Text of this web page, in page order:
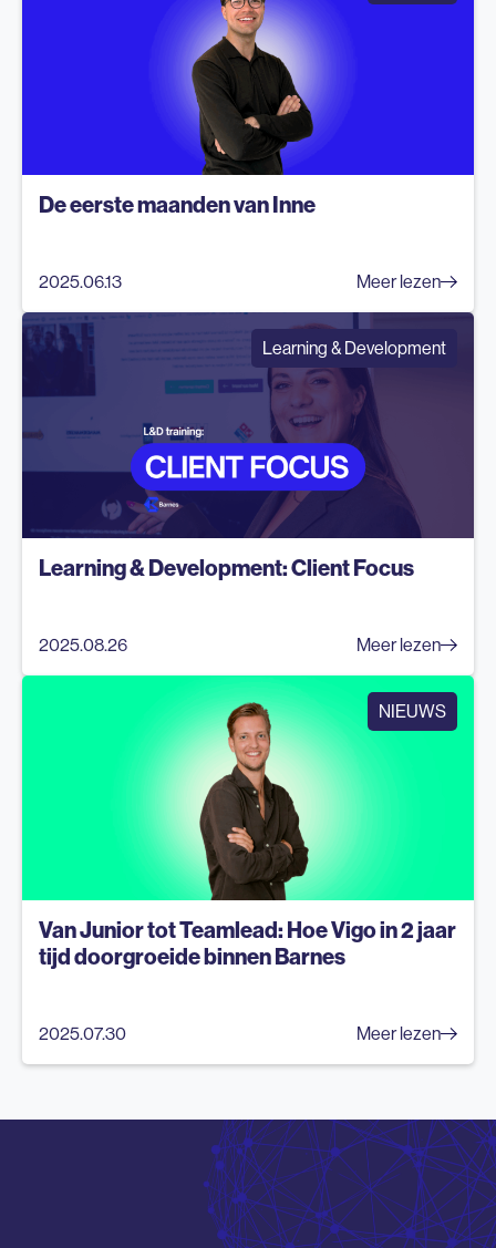
De eerste maanden van Inne
2025.06.13 Meer lezen
Learning & Development
Learning & Development: Client Focus
2025.08.26 Meer lezen
NIEUWS
Van Junior tot Teamlead: Hoe Vigo in 2 jaar
tijd doorgroeide binnen Barnes
2025.07.30 Meer lezen